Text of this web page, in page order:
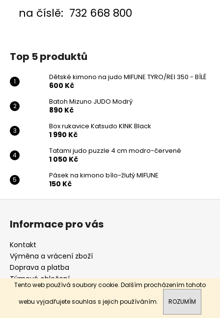
Tento web používá soubory cookie. Dalším procházením tohoto
webu vyjadřujete souhlas s jejich používáním.
ROZUMÍM
na číslě: 732 668 800
Top 5 produktů
Dětské kimono na judo MIFUNE TYRO/REI 350 - BÍLÉ
600 Kč
Batoh Mizuno JUDO Modrý
890 Kč
Box rukavice Katsudo KINK Black
1 990 Kč
Tatami judo puzzle 4 cm modro-červené
1 050 Kč
Pásek na kimono bílo-žlutý MIFUNE
150 Kč
Z
Informace pro vás
Kontakt
Výměna a vrácení zboží
Doprava a platba
Týmové oblečení
Hodnocení obchodu
Obchodní podmínky